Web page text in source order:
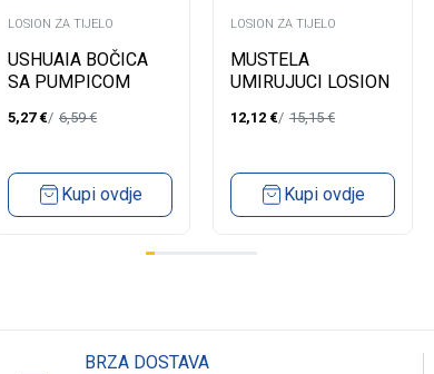
LOSION ZA TIJELO
USHUAIA BOČICA
SA PUMPICOM
5,27 € 6,59€
Kupi ovdje
LOSION ZA TIJELO
MUSTELA
UMIRUJUCI LOSION
OSJETLJIVA KOŽA
12,12 € 15,15€
Kupi ovdje
BRZA DOSTAVA